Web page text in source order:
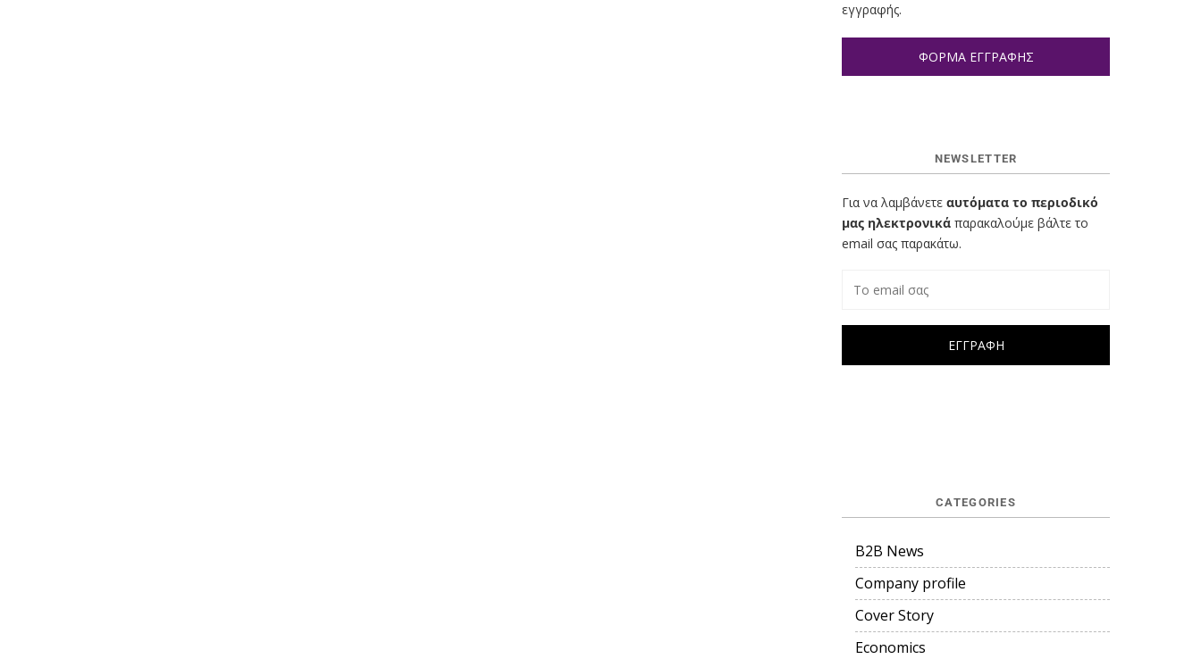
εγγραφής.
ΦΟΡΜΑ ΕΓΓΡΑΦΗΣ
NEWSLETTER
Για να λαμβάνετε αυτόματα το περιοδικό
μας ηλεκτρονικά παρακαλούμε βάλτε το
email σας παρακάτω.
CATEGORIES
B2B News
Company profile
Cover Story
Economics